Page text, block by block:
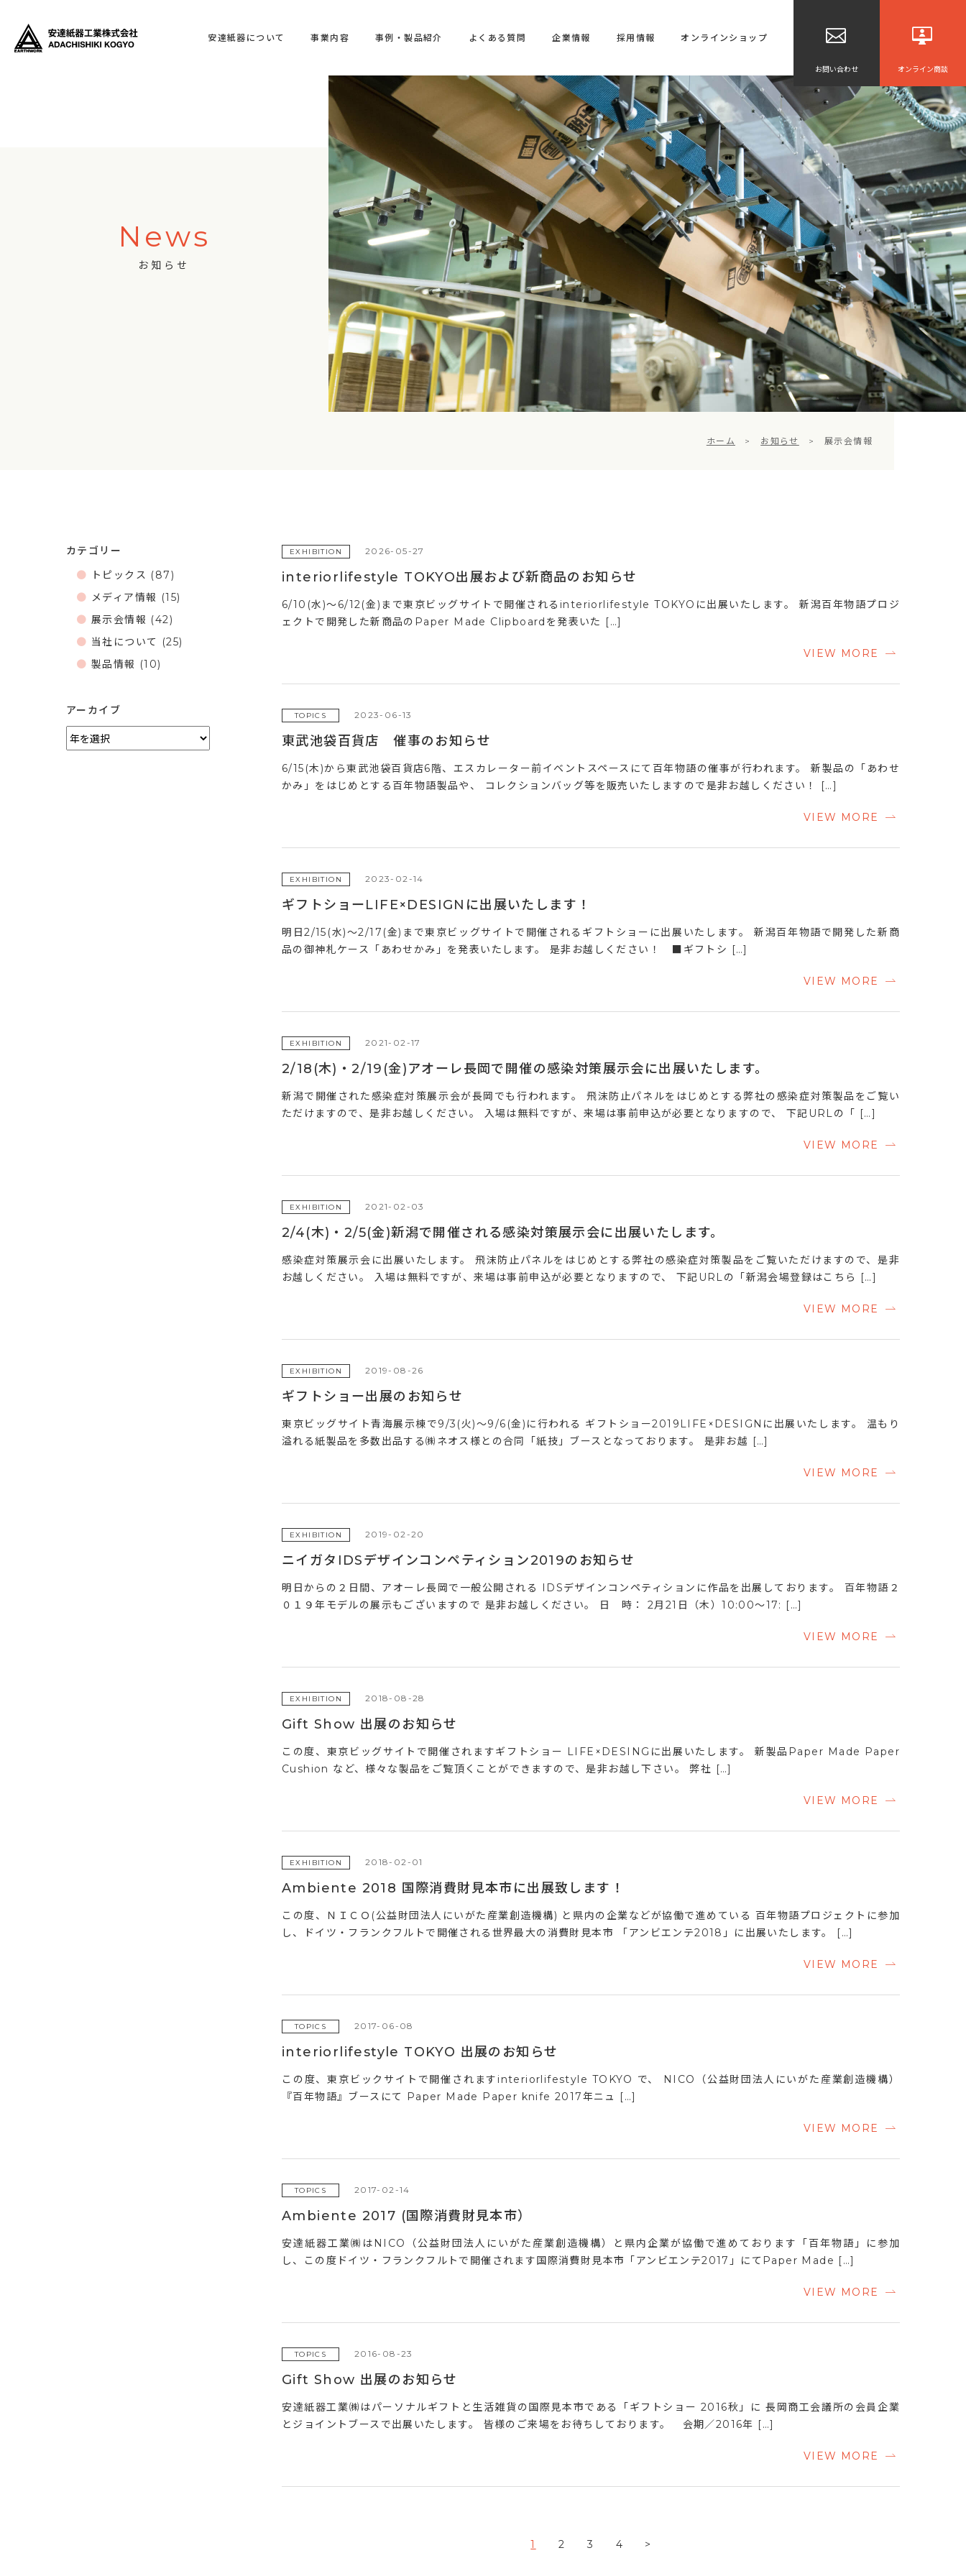
安達紙器について 事業内容 事例・製品紹介 よくある質問 企業情報 採用情報 オンラインショップ
お問い合わせ オンライン商談
News
お知らせ
ホーム > お知らせ > 展示会情報
EXHIBITION 2026-05-27
interiorlifestyle TOKYO出展および新商品のお知らせ
6/10(水)～6/12(金)まで東京ビッグサイトで開催されるinteriorlifestyle TOKYOに出展いたします。 新潟百年物語プロジ
ェクトで開発した新商品のPaper Made Clipboardを発表いた […]
VIEW MORE
TOPICS 2023-06-13
東武池袋百貨店 催事のお知らせ
6/15(木)から東武池袋百貨店6階、エスカレーター前イベントスペースにて百年物語の催事が行われます。 新製品の「あわせ
かみ」をはじめとする百年物語製品や、 コレクションバッグ等を販売いたしますので是非お越しください！ […]
VIEW MORE
EXHIBITION 2023-02-14
ギフトショーLIFE×DESIGNに出展いたします！
明日2/15(水)～2/17(金)まで東京ビッグサイトで開催されるギフトショーに出展いたします。 新潟百年物語で開発した新商
品の御神札ケース「あわせかみ」を発表いたします。 是非お越しください！ ■ギフトシ […]
VIEW MORE
EXHIBITION 2021-02-17
2/18(木)・2/19(金)アオーレ長岡で開催の感染対策展示会に出展いたします。
新潟で開催された感染症対策展示会が長岡でも行われます。 飛沫防止パネルをはじめとする弊社の感染症対策製品をご覧い
ただけますので、是非お越しください。 入場は無料ですが、来場は事前申込が必要となりますので、 下記URLの「 […]
VIEW MORE
EXHIBITION 2021-02-03
2/4(木)・2/5(金)新潟で開催される感染対策展示会に出展いたします。
感染症対策展示会に出展いたします。 飛沫防止パネルをはじめとする弊社の感染症対策製品をご覧いただけますので、是非
お越しください。 入場は無料ですが、来場は事前申込が必要となりますので、 下記URLの「新潟会場登録はこちら […]
VIEW MORE
EXHIBITION 2019-08-26
ギフトショー出展のお知らせ
東京ビッグサイト青海展示棟で9/3(火)～9/6(金)に行われる ギフトショー2019LIFE×DESIGNに出展いたします。 温もり
溢れる紙製品を多数出品する㈱ネオス様との合同「紙技」ブースとなっております。 是非お越 […]
VIEW MORE
EXHIBITION 2019-02-20
ニイガタIDSデザインコンペティション2019のお知らせ
明日からの２日間、アオーレ長岡で一般公開される IDSデザインコンペティションに作品を出展しております。 百年物語２
０１９年モデルの展示もございますので 是非お越しください。 日 時： 2月21日（木）10:00〜17: […]
VIEW MORE
EXHIBITION 2018-08-28
Gift Show 出展のお知らせ
この度、東京ビッグサイトで開催されますギフトショー LIFE×DESINGに出展いたします。 新製品Paper Made Paper
Cushion など、様々な製品をご覧頂くことができますので、是非お越し下さい。 弊社 […]
VIEW MORE
EXHIBITION 2018-02-01
Ambiente 2018 国際消費財見本市に出展致します！
この度、ＮＩＣＯ(公益財団法人にいがた産業創造機構) と県内の企業などが協働で進めている 百年物語プロジェクトに参加
し、ドイツ・フランクフルトで開催される世界最大の消費財見本市 「アンビエンテ2018」に出展いたします。 […]
VIEW MORE
TOPICS 2017-06-08
interiorlifestyle TOKYO 出展のお知らせ
この度、東京ビックサイトで開催されますinteriorlifestyle TOKYO で、 NICO（公益財団法人にいがた産業創造機構）
『百年物語』ブースにて Paper Made Paper knife 2017年ニュ […]
VIEW MORE
TOPICS 2017-02-14
Ambiente 2017 (国際消費財見本市）
安達紙器工業㈱はNICO（公益財団法人にいがた産業創造機構）と県内企業が協働で進めております「百年物語」に参加
し、この度ドイツ・フランクフルトで開催されます国際消費財見本市「アンビエンテ2017」にてPaper Made […]
VIEW MORE
TOPICS 2016-08-23
Gift Show 出展のお知らせ
安達紙器工業㈱はパーソナルギフトと生活雑貨の国際見本市である「ギフトショー 2016秋」に 長岡商工会議所の会員企業
とジョイントブースで出展いたします。 皆様のご来場をお待ちしております。 会期／2016年 […]
VIEW MORE
1 2 3 4 >
カテゴリー
トピックス (87)
メディア情報 (15)
展示会情報 (42)
当社について
(25)
製品情報 (10)
アーカイブ